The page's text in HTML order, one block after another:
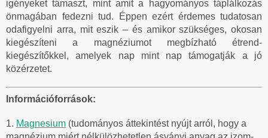
igényeket támaszt, mint amit a hagyományos táplálkozás
önmagában fedezni tud. Éppen ezért érdemes tudatosan
odafigyelni arra, mit eszik – és amikor szükséges, okosan
kiegészíteni a magnéziumot megbízható étrend-
kiegészítőkkel, amelyek nap mint nap támogatják a jó
közérzetet.
Információforrások:
1. Magnesium (tudományos áttekintést nyújt arról, hogy a